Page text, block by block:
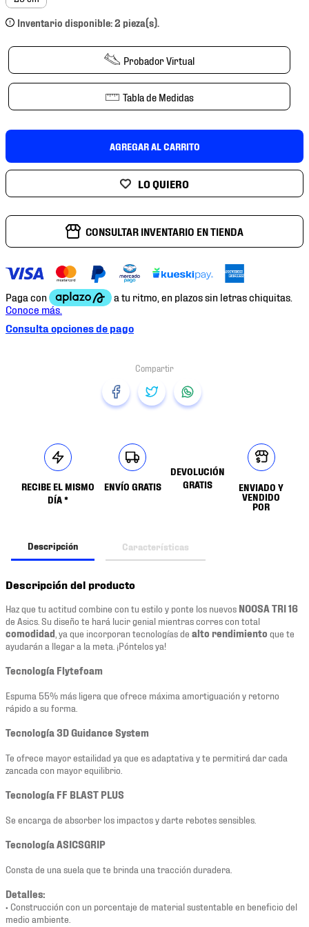
Inventario disponible: 2 pieza(s).
Probador Virtual
Tabla de Medidas
AGREGAR AL CARRITO
CONSULTAR INVENTARIO EN TIENDA
Consulta opciones de pago
RECIBE EL MISMO
DÍA *
ENVÍO GRATIS
DEVOLUCIÓN
GRATIS
ENVIADO Y
VENDIDO
POR
Descripción Características
Descripción del producto
Haz que tu actitud combine con tu estilo y ponte los nuevos NOOSA TRI 16
de Asics. Su diseño te hará lucir genial mientras corres con total
comodidad , ya que incorporan tecnologías de alto rendimiento que te
ayudarán a llegar a la meta. ¡Póntelos ya!
Tecnología Flytefoam
Espuma 55% más ligera que ofrece máxima amortiguación y retorno
rápido a su forma.
Tecnología 3D Guidance System
Te ofrece mayor estailidad ya que es adaptativa y te permitirá dar cada
zancada con mayor equilibrio.
Tecnología FF BLAST PLUS
Se encarga de absorber los impactos y darte rebotes sensibles.
Tecnología ASICSGRIP
Consta de una suela que te brinda una tracción duradera.
Detalles:
• Construcción con un porcentaje de material sustentable en beneficio del
medio ambiente.
7.
mochilas
8.
chivas